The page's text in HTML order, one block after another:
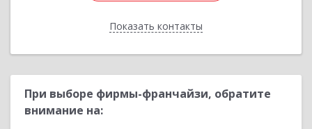
Показать контакты
Назад
При выборе фирмы-франчайзи, обратите
внимание на: